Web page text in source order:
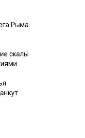
Рыма
скалы